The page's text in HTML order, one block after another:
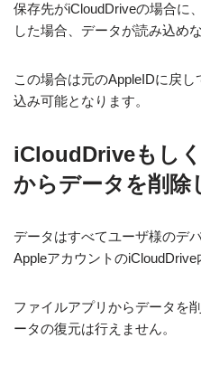
保存先がiCloudDriveの場合に
した場合、データが読み込め
この場合は元のAppleIDに戻
込み可能となります。
iCloudDriveもし
からデータを削除
データはすべてユーザ様のデ
AppleアカウントのiCloudDrive
ファイルアプリからデータを
ータの復元は行えません。